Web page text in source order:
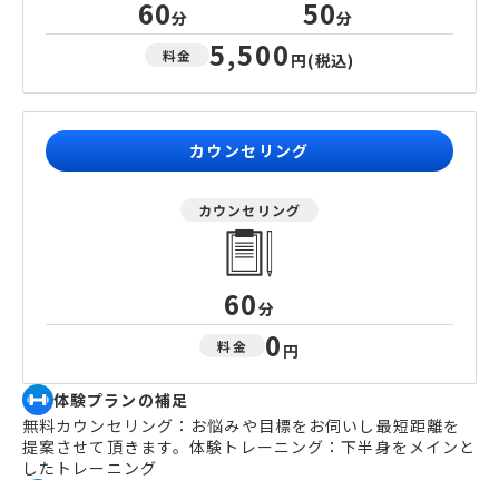
60分 50分
料金 5,500 円(税込)
カウンセリング
カウンセリング
60分
料金 0 円
体験プランの補足
無料カウンセリング：お悩みや目標をお伺いし最短距離を
提案させて頂きます。体験トレーニング：下半身をメインと
したトレーニング